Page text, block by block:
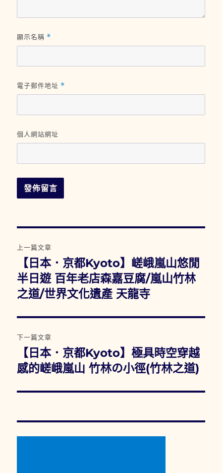
顯示名稱 *
電子郵件地址 *
個人網站網址
章
導
覽
上一篇文章
一
篇
章:
【日本．京都Kyoto】嵯峨嵐山悠閒
半日遊 百年老店森嘉豆腐/嵐山竹林
之道/世界文化遺產 天龍寺
下一篇文章
一
文
【日本．京都Kyoto】極具時空穿越
感的嵯峨嵐山 竹林の小徑(竹林之道)